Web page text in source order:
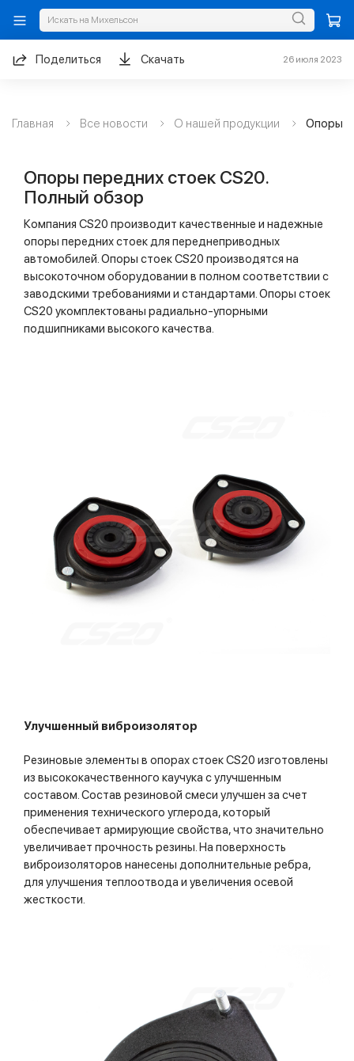
Главная Все новости О нашей продукции Опоры
Поделиться Скачать 26 июля 2023
Опоры передних стоек CS20.
Полный обзор
Компания CS20 производит качественные и надежные
опоры передних стоек для переднеприводных
автомобилей. Опоры стоек CS20 производятся на
высокоточном оборудовании в полном соответствии с
заводскими требованиями и стандартами. Опоры стоек
CS20 укомплектованы радиально-упорными
подшипниками высокого качества.
Улучшенный виброизолятор
Резиновые элементы в опорах стоек CS20 изготовлены
из высококачественного каучука с улучшенным
составом. Состав резиновой смеси улучшен за счет
применения технического углерода, который
обеспечивает армирующие свойства, что значительно
увеличивает прочность резины. На поверхность
виброизоляторов нанесены дополнительные ребра,
для улучшения теплоотвода и увеличения осевой
жесткости.